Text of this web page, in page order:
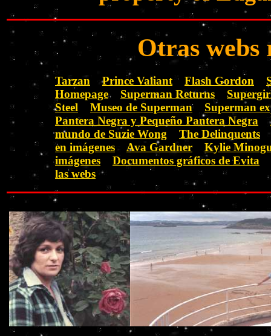
Otras webs
Tarzan Prince Valiant Flash Gordon
Homepage
Superman Returns
Steel
Museo de Superman
Superman
Pantera Negra y Pequeño Pantera Negra
mundo de Suzie Wong
The Delinquents
en imágenes
Ava Gardner
Kylie
imágenes
Documentos gráficos de Evita
las webs